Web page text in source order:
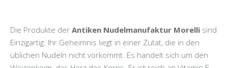
Die Produkte der Antiken Nudelmanufaktur Morelli sind
Einzigartig. Ihr Geheimnis liegt in einer Zutat, die in den
üblichen Nudeln nicht vorkommt. Es handelt sich um den